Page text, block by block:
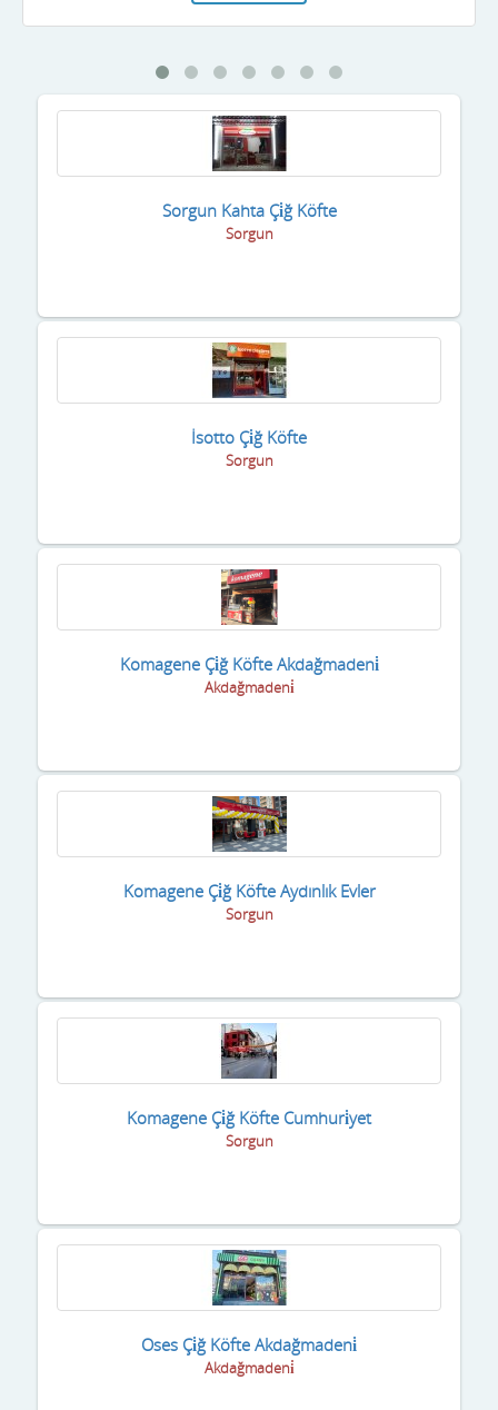
Sorgun Kahta Çi̇ğ Köfte
Sorgun
İsotto Çi̇ğ Köfte
Sorgun
Komagene Çi̇ğ Köfte Akdağmadeni̇
Akdağmadeni̇
Komagene Çi̇ğ Köfte Aydınlık Evler
Sorgun
Komagene Çi̇ğ Köfte Cumhuri̇yet
Sorgun
Oses Çi̇ğ Köfte Akdağmadeni̇
Akdağmadeni̇